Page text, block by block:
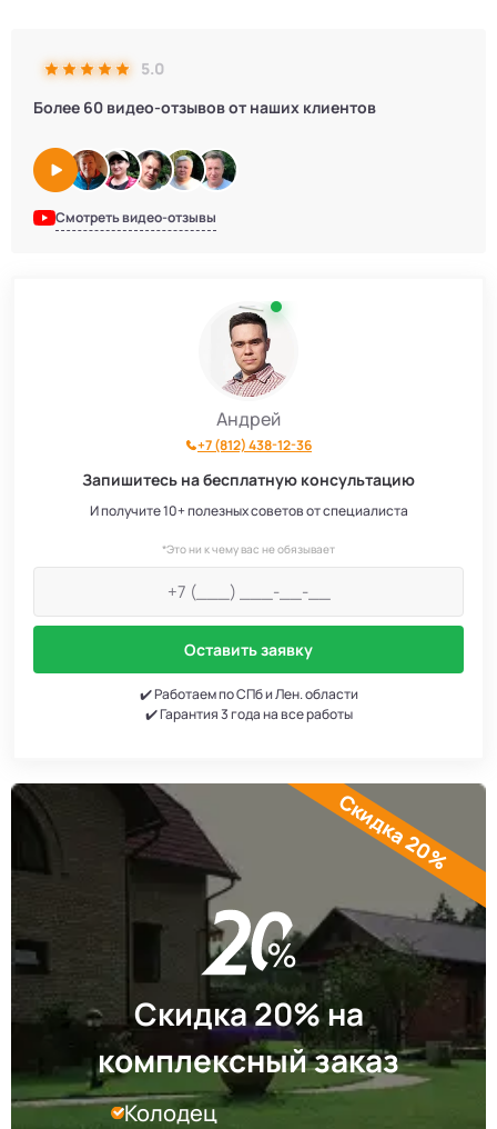
5.0
Более 60 видео-отзывов от наших клиентов
Смотреть видео-отзывы
Андрей
+7 (812) 438-12-36
Запишитесь на бесплатную консультацию
И получите 10+ полезных советов от специалиста
*Это ни к чему вас не обязывает
Оставить заявку
✔️ Работаем по СПб и Лен. области
✔️ Гарантия 3 года на все работы
Скидка 20% на
комплексный заказ
Колодец
Скидка 20%